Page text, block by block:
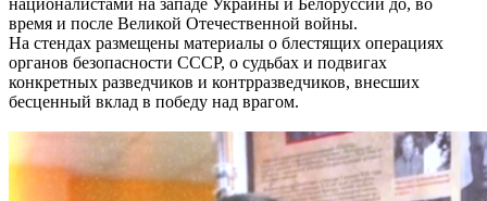
время и после Великой Отечественной войны.
На стендах размещены материалы о блестящих операциях
органов безопасности СССР, о судьбах и подвигах
конкретных разведчиков и контрразведчиков, внесших
бесценный вклад в победу над врагом.